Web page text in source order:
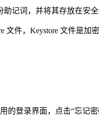
记词，并将其存放在安
文件，Keystore 文件是
登录界面，点击“忘记